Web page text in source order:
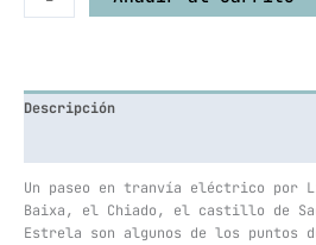
Descripción
Un paseo en tranvía eléctrico por
Baixa, el Chiado, el castillo de
Estrela son algunos de los puntos